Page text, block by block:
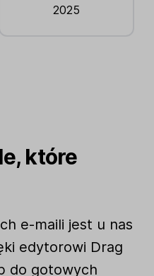
2025
które
e-maili jest u nas
edytorowi Drag
do gotowych